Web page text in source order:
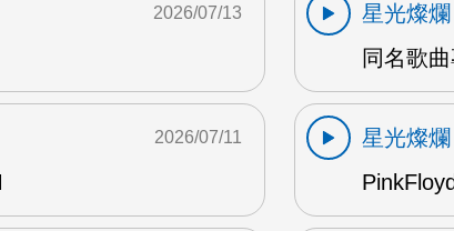
2026/07/13
星光燦爛
同名歌
2026/07/11
星光燦爛